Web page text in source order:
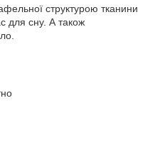
структурою тканини
для сну. А також